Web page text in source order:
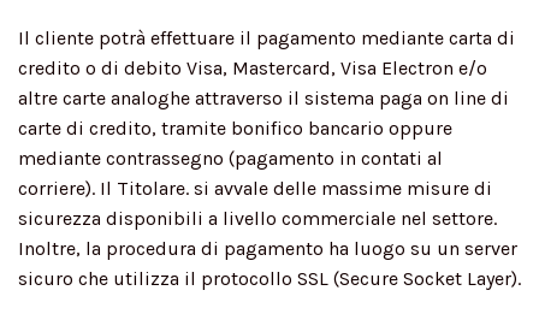
Il cliente potrà effettuare il pagamento mediante carta di
credito o di debito Visa, Mastercard, Visa Electron e/o
altre carte analoghe attraverso il sistema paga on line di
carte di credito, tramite bonifico bancario oppure
mediante contrassegno (pagamento in contati al
corriere). Il Titolare. si avvale delle massime misure di
sicurezza disponibili a livello commerciale nel settore.
Inoltre, la procedura di pagamento ha luogo su un server
sicuro che utilizza il protocollo SSL (Secure Socket Layer).